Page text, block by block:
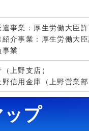
遣事業：厚生労働大臣
紹介事業：厚生労働大
事業
上野支店）
野信用金庫（上野営業
ップ